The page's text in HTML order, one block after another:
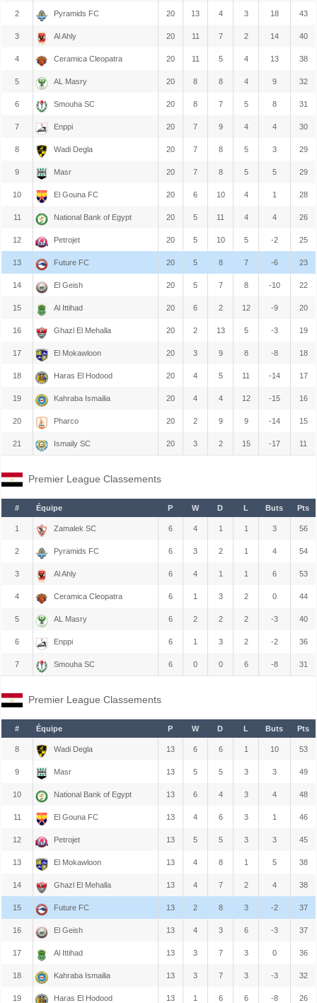
2 Pyramids FC 20 13 4 3 18 43
3 Al Ahly 20 11 7 2 14 40
4 Ceramica Cleopatra 20 11 5 4 13 38
5 AL Masry 20 8 8 4 9 32
6 Smouha SC 20 8 7 5 8 31
7 Enppi 20 7 9 4 4 30
8 Wadi Degla 20 7 8 5 3 29
9 Masr 20 7 8 5 5 29
10 El Gouna FC 20 6 10 4 1 28
11 National Bank of Egypt 20 5 11 4 4 26
12 Petrojet 20 5 10 5 -2 25
13 Future FC 20 5 8 7 -6 23
14 El Geish 20 5 7 8 -10 22
15 Al Ittihad 20 6 2 12 -9 20
16 Ghazl El Mehalla 20 2 13 5 -3 19
17 El Mokawloon 20 3 9 8 -8 18
18 Haras El Hodood 20 4 5 11 -14 17
19 Kahraba Ismailia 20 4 4 12 -15 16
20 Pharco 20 2 9 9 -14 15
21 Ismaily SC 20 3 2 15 -17 11
Premier League Classements
# Équipe P W D L Buts Pts
1 Zamalek SC 6 4 1 1 3 56
2 Pyramids FC 6 3 2 1 4 54
3 Al Ahly 6 4 1 1 6 53
4 Ceramica Cleopatra 6 1 3 2 0 44
5 AL Masry 6 2 2 2 -3 40
6 Enppi 6 1 3 2 -2 36
7 Smouha SC 6 0 0 6 -8 31
Premier League Classements
# Équipe P W D L Buts Pts
8 Wadi Degla 13 6 6 1 10 53
9 Masr 13 5 5 3 3 49
10 National Bank of Egypt 13 6 4 3 4 48
11 El Gouna FC 13 4 6 3 1 46
12 Petrojet 13 5 5 3 3 45
13 El Mokawloon 13 4 8 1 5 38
14 Ghazl El Mehalla 13 4 7 2 4 38
15 Future FC 13 2 8 3 -2 37
16 El Geish 13 4 3 6 -3 37
17 Al Ittihad 13 3 7 3 0 36
18 Kahraba Ismailia 13 3 7 3 -3 32
19 Haras El Hodood 13 1 6 6 -8 26